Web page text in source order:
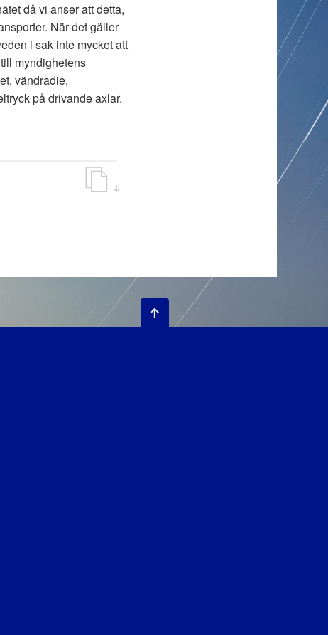
då vi anser att detta,
När det gäller
i sak inte mycket att
myndighetens
vändradie,
på drivande axlar.